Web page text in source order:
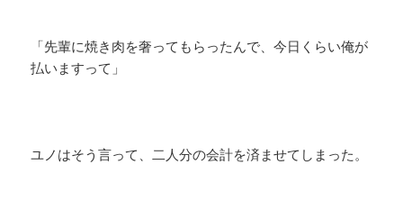
「先輩に焼き肉を奢ってもらったんで、今日くらい俺が
払いますって」
ユノはそう言って、二人分の会計を済ませてしまった。